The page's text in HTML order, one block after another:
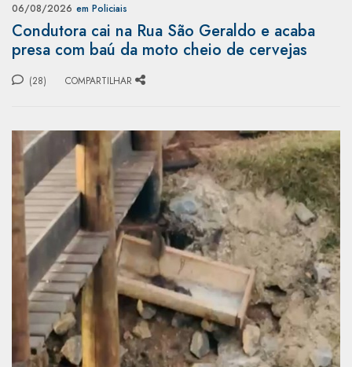
06/08/2026 em Policiais
Condutora cai na Rua São Geraldo e acaba
presa com baú da moto cheio de cervejas
(28) COMPARTILHAR